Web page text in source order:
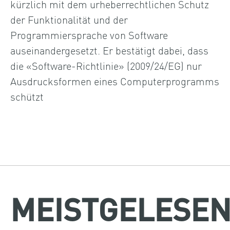
kürzlich mit dem urheberrechtlichen Schutz
der Funktionalität und der
Programmiersprache von Software
auseinandergesetzt. Er bestätigt dabei, dass
die «Software-Richtlinie» (2009/24/EG) nur
Ausdrucksformen eines Computerprogramms
schützt